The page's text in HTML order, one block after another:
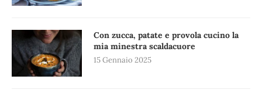
Con zucca, patate e provola cucino la
mia minestra scaldacuore
15 Gennaio 2025